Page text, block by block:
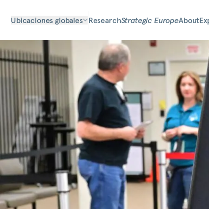
Ubicaciones globales ResearchStrategic EuropeAbout